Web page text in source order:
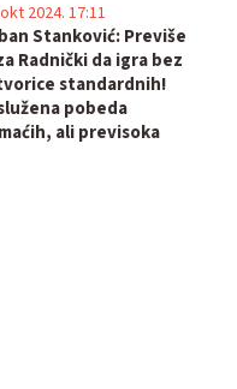
Stanković: Previše
Radnički da igra bez
standardnih!
pobeda
ali previsoka
2024. 17:11